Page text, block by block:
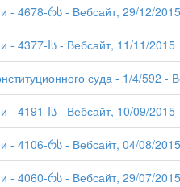
- 4678-რს - Вебсайт, 29/12/2015
- 4377-Iს - Вебсайт, 11/11/2015
суда - 1/4/592 -
- 4191-Iს - Вебсайт, 10/09/2015
- 4106-რს - Вебсайт, 04/08/2015
- 4060-რს - Вебсайт, 29/07/2015